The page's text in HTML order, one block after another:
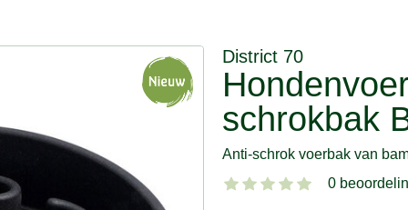
District 70
schrokbak
Anti-schrok voerbak van
0